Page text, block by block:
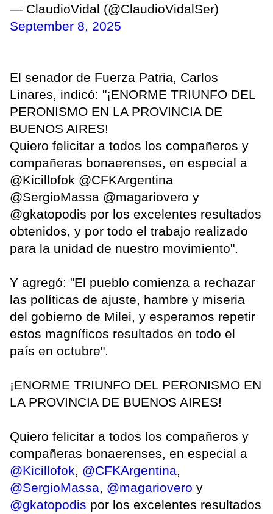
— ClaudioVidal (@ClaudioVidalSer)
September 8, 2025
El senador de Fuerza Patria, Carlos
Linares, indicó: "¡ENORME TRIUNFO DEL
PERONISMO EN LA PROVINCIA DE
BUENOS AIRES!
Quiero felicitar a todos los compañeros y
compañeras bonaerenses, en especial a
@Kicillofok @CFKArgentina
@SergioMassa @magariovero y
@gkatopodis por los excelentes resultados
obtenidos, y por todo el trabajo realizado
para la unidad de nuestro movimiento".
Y agregó: "El pueblo comienza a rechazar
las políticas de ajuste, hambre y miseria
del gobierno de Milei, y esperamos repetir
estos magníficos resultados en todo el
país en octubre".
¡ENORME TRIUNFO DEL PERONISMO EN
LA PROVINCIA DE BUENOS AIRES!
Quiero felicitar a todos los compañeros y
compañeras bonaerenses, en especial a
@Kicillofok, @CFKArgentina,
@SergioMassa, @magariovero y
@gkatopodis por los excelentes resultados